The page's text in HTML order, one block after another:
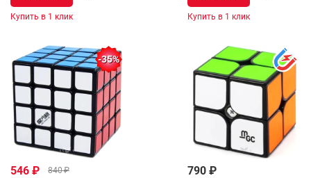
Купить в 1 клик Купить в 1 клик
-35%
546 ₽ 840 ₽ 790 ₽